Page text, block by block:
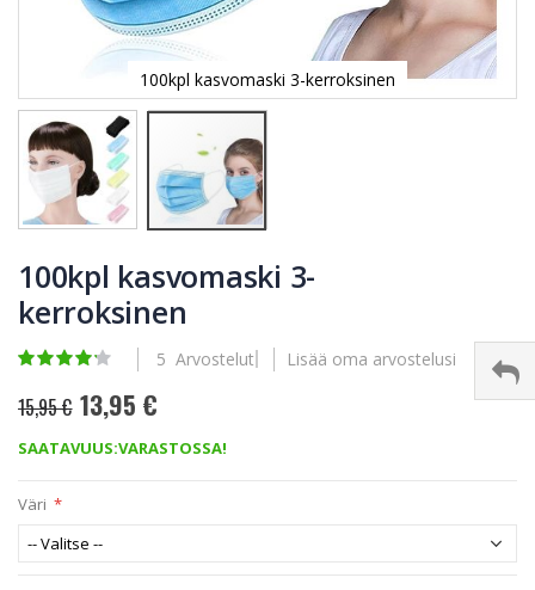
100kpl kasvomaski 3-kerroksinen
to
the
beginning
of
the
images
100kpl kasvomaski 3-
kerroksinen
Rating: 5 Arvostelut Lisää oma arvostelusi
15,95 € 13,95 €
SAATAVUUS:VARASTOSSA!
Väri